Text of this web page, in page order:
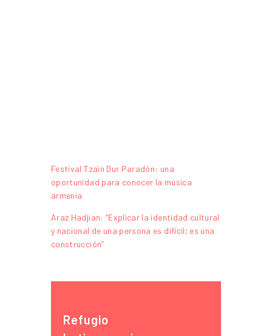
Festival Tzain Dur Paradón: una
oportunidad para conocer la música
armenia
Araz Hadjian: “Explicar la identidad cultural
y nacional de una persona es difícil; es una
construcción”
Refugio